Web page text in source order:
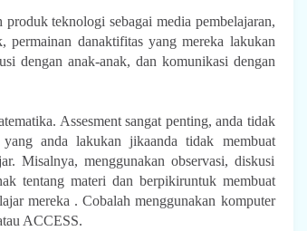
teknologi sebagai media pembelajaran,
permainan danaktifitas yang mereka lakukan
dengan anak-anak, dan komunikasi dengan
Assesment sangat penting, anda tidak
yang anda lakukan jikaanda tidak membuat
Misalnya, menggunakan observasi, diskusi
tentang materi dan berpikiruntuk membuat
mereka . Cobalah menggunakan komputer
ACCESS.